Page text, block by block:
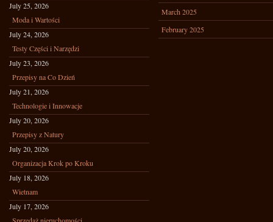
July 25, 2026
Moda i Wartości
July 24, 2026
Testy Części i Narzędzi
July 23, 2026
Przepisy na Co Dzień
July 21, 2026
Technologie i Innowacje
July 20, 2026
Przepisy z Natury
July 20, 2026
Organizacja Krok po Kroku
July 18, 2026
Wietnam
July 17, 2026
March 2025
February 2025